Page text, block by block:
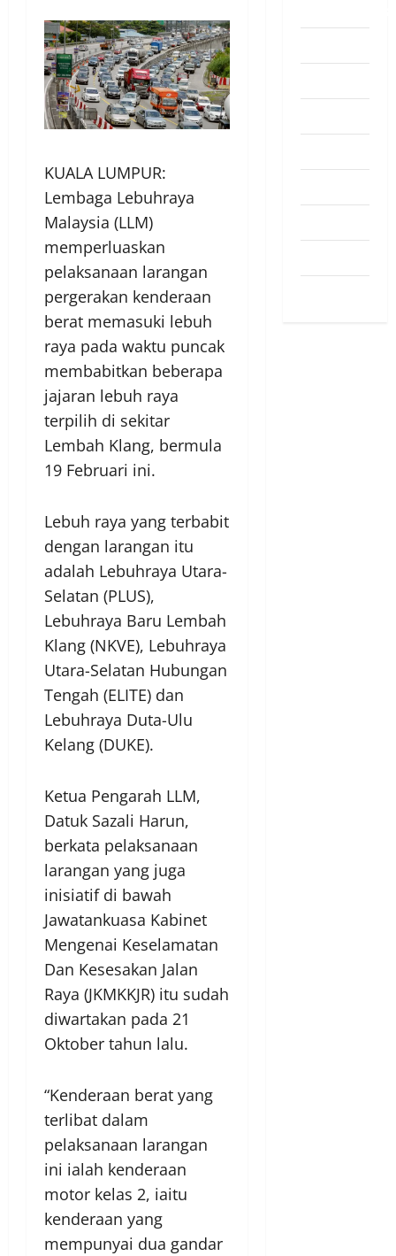
KUALA LUMPUR:
Lembaga Lebuhraya
Malaysia (LLM)
memperluaskan
pelaksanaan larangan
pergerakan kenderaan
berat memasuki lebuh
raya pada waktu puncak
membabitkan beberapa
jajaran lebuh raya
terpilih di sekitar
Lembah Klang, bermula
19 Februari ini.
Lebuh raya yang terbabit
dengan larangan itu
adalah Lebuhraya Utara-
Selatan (PLUS),
Lebuhraya Baru Lembah
Klang (NKVE), Lebuhraya
Utara-Selatan Hubungan
Tengah (ELITE) dan
Lebuhraya Duta-Ulu
Kelang (DUKE).
Ketua Pengarah LLM,
Datuk Sazali Harun,
berkata pelaksanaan
larangan yang juga
inisiatif di bawah
Jawatankuasa Kabinet
Mengenai Keselamatan
Dan Kesesakan Jalan
Raya (JKMKKJR) itu sudah
diwartakan pada 21
Oktober tahun lalu.
“Kenderaan berat yang
terlibat dalam
pelaksanaan larangan
ini ialah kenderaan
motor kelas 2, iaitu
kenderaan yang
mempunyai dua gandar